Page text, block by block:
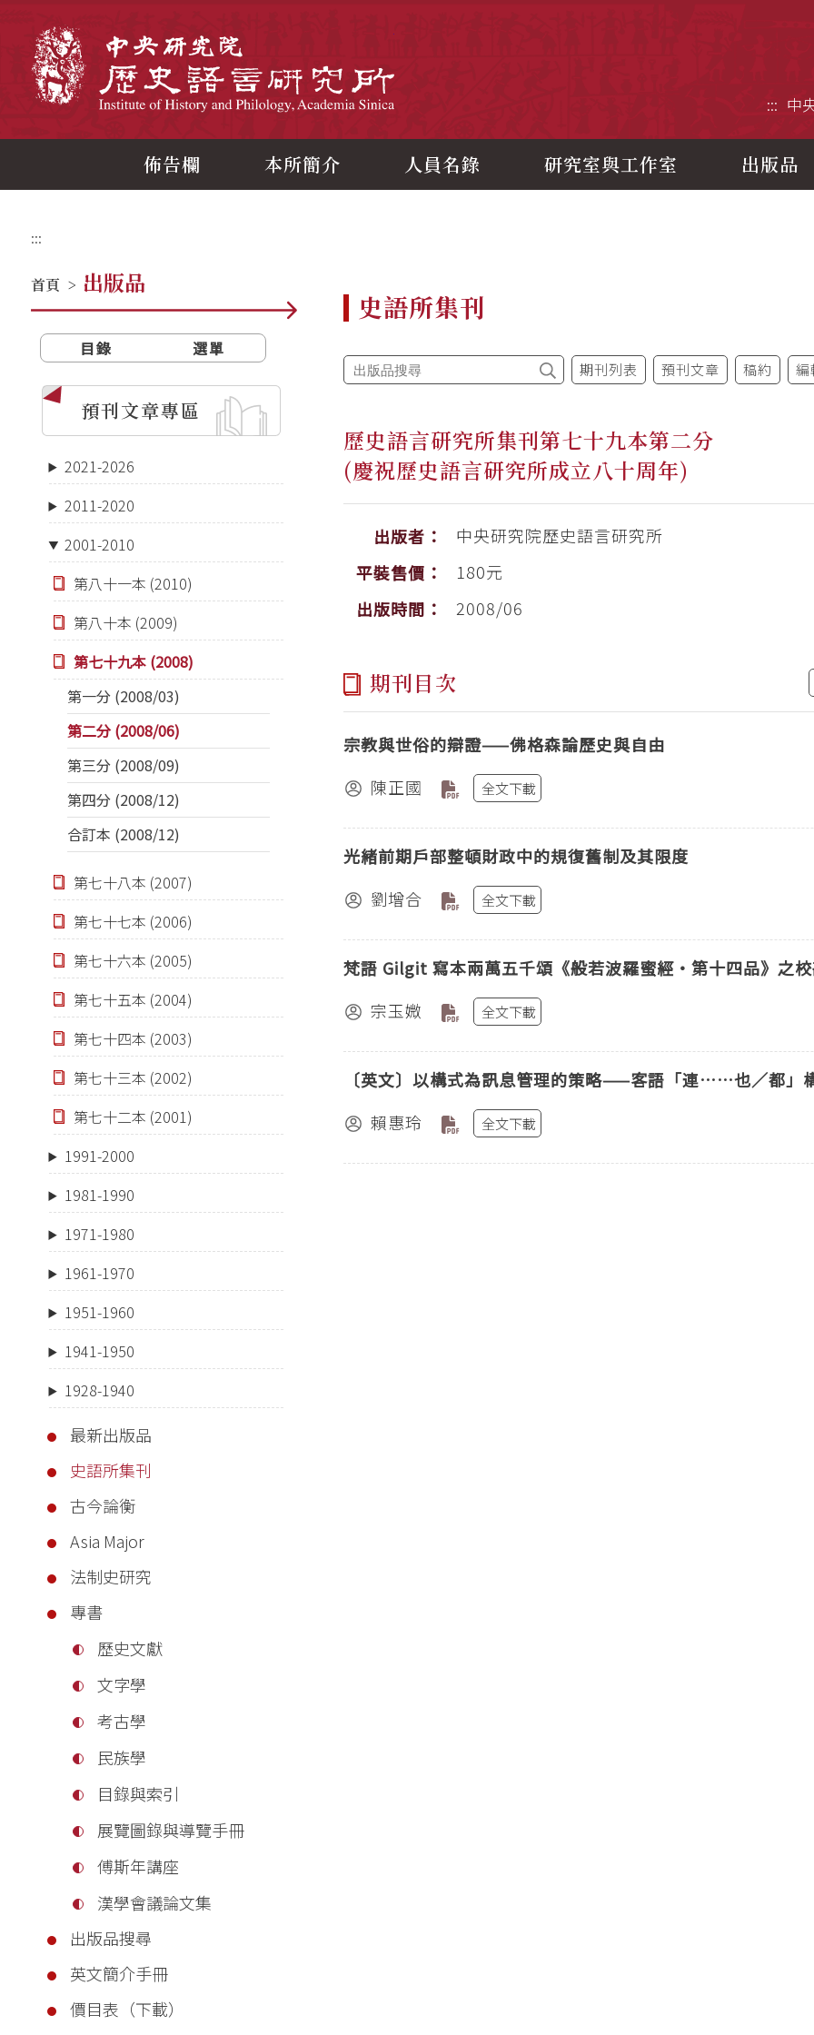
::: 中
佈告欄 本所簡介 人員名錄 研究室與工作室 出版品
:::
首頁 > 出版品
目錄 選單
預刊文章專區
2021-2026
2011-2020
2001-2010
第八十一本 (2010)
第八十本 (2009)
第七十九本 (2008)
第一分 (2008/03)
第二分 (2008/06)
第三分 (2008/09)
第四分 (2008/12)
合訂本 (2008/12)
第七十八本 (2007)
第七十七本 (2006)
第七十六本 (2005)
第七十五本 (2004)
第七十四本 (2003)
第七十三本 (2002)
第七十二本 (2001)
1991-2000
1981-1990
1971-1980
1961-1970
1951-1960
1941-1950
1928-1940
最新出版品
史語所集刊
古今論衡
Asia Major
法制史研究
專書
歷史文獻
文字學
考古學
民族學
目錄與索引
展覽圖錄與導覽手冊
傅斯年講座
漢學會議論文集
出版品搜尋
英文簡介手冊
價目表（下載）
史語所集刊
期刊列表 預刊文章 稿約 編
歷史語言研究所集刊第七十九本第二分
(慶祝歷史語言研究所成立八十周年)
出版者：
中央研究院歷史語言研究所
平裝售價：
180元
出版時間：
2008/06
期刊目次
宗教與世俗的辯證——佛格森論歷史與自由
陳正國
全文下載
光緒前期戶部整頓財政中的規復舊制及其限度
劉增合
全文下載
梵語 Gilgit 寫本兩萬五千頌《般若波羅蜜經‧第十四品》之
宗玉媺
全文下載
〔英文〕以構式為訊息管理的策略——客語「連……也／都」
賴惠玲
全文下載